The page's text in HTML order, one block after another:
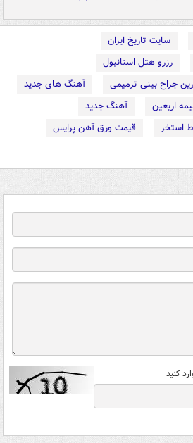
سایت تاریخ ایران
رزرو هتل استانبول
جراح بینی ترمیمی
آهنگ های جدید
اربعین
آهنگ جدید
استخر
قیمت ورق آهن پرایس
کنید